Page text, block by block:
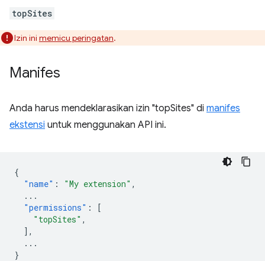
topSites
Izin ini memicu peringatan.
Manifes
Anda harus mendeklarasikan izin "topSites" di manifes
ekstensi untuk menggunakan API ini.
{
"name" : "My extension" ,
...
"permissions" :
[
"topSites" ,
],
...
}